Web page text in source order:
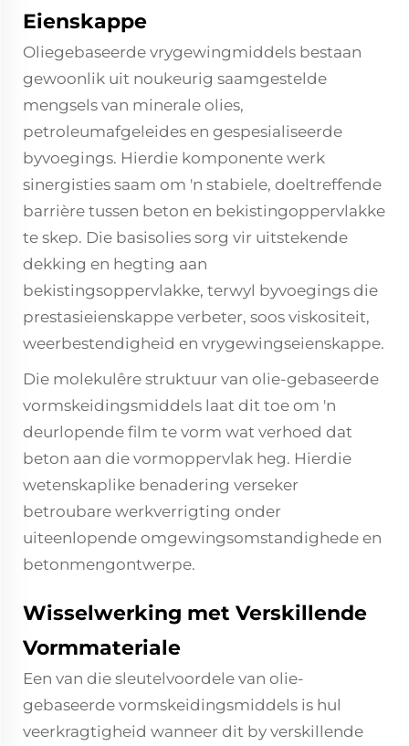
Eienskappe
Oliegebaseerde vrygewingmiddels bestaan
gewoonlik uit noukeurig saamgestelde
mengsels van minerale olies,
petroleumafgeleides en gespesialiseerde
byvoegings. Hierdie komponente werk
sinergisties saam om 'n stabiele, doeltreffende
barrière tussen beton en bekistingoppervlakke
te skep. Die basisolies sorg vir uitstekende
dekking en hegting aan
bekistingsoppervlakke, terwyl byvoegings die
prestasieienskappe verbeter, soos viskositeit,
weerbestendigheid en vrygewingseienskappe.
Die molekulêre struktuur van olie-gebaseerde
vormskeidingsmiddels laat dit toe om 'n
deurlopende film te vorm wat verhoed dat
beton aan die vormoppervlak heg. Hierdie
wetenskaplike benadering verseker
betroubare werkverrigting onder
uiteenlopende omgewingsomstandighede en
betonmengontwerpe.
Wisselwerking met Verskillende
Vormmateriale
Een van die sleutelvoordele van olie-
gebaseerde vormskeidingsmiddels is hul
veerkragtigheid wanneer dit by verskillende